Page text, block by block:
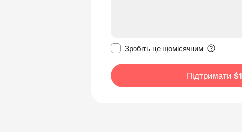
Зробіть це щомісячним
Підтримати $1